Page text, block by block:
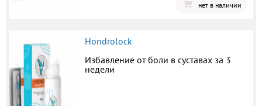
нет в наличии
Hondrolock
Избавление от боли в суставах за 3
недели